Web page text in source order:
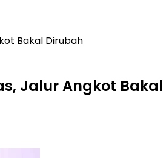
Bakal Dirubah
Jalur Angkot